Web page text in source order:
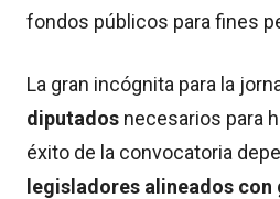
fondos públicos para fines
La gran incógnita para la
diputados necesarios para
éxito de la convocatoria
legisladores alineados